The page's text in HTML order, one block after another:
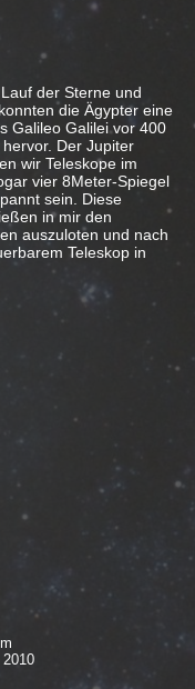
der Sterne und
die Ägypter eine
Galileo Galilei vor 400
Der Jupiter
wir Teleskope im
vier 8Meter-Spiegel
sein. Diese
in mir den
auszuloten und nach
Teleskop in